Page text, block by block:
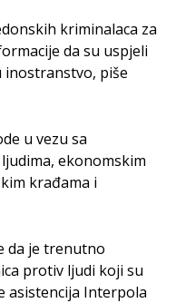
kriminalaca za
da su uspjeli
inostranstvo, piše
u vezu sa
ekonomskim
krađama i
da je trenutno
protiv ljudi koji su
asistencija Interpola